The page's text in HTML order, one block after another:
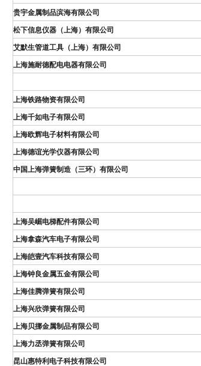
贵宇金属制品滨海有限公司
松下信息仪器（上海）有限公司
艾默生管道工具（上海）有限公司
上海施耐德配电电器有限公司
上海铁路物资有限公司
上海千如电子有限公司
上海欧辉电子材料有限公司
上海德谊光学仪器有限公司
中国上海弹簧制造（三环）有限公司
上海吴崛电梯配件有限公司
上海拿森汽车电子有限公司
上海皑壹汽车科技有限公司
上海钟良金属五金有限公司
上海佳腾弹簧有限公司
上海兴欣弹簧有限公司
上海贝挪金属制品有限公司
上海力丞弹簧有限公司
昆山惠特利电子科技有限公司